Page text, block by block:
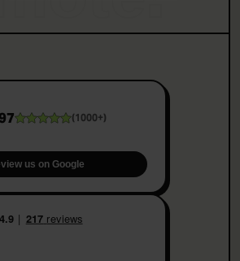
(1000+)
us on Google